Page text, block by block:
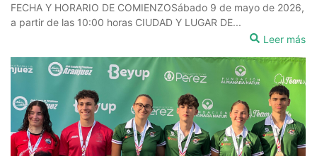
FECHA Y HORARIO DE COMIENZOSábado 9 de mayo de 2026,
a partir de las 10:00 horas CIUDAD Y LUGAR DE...
Leer más